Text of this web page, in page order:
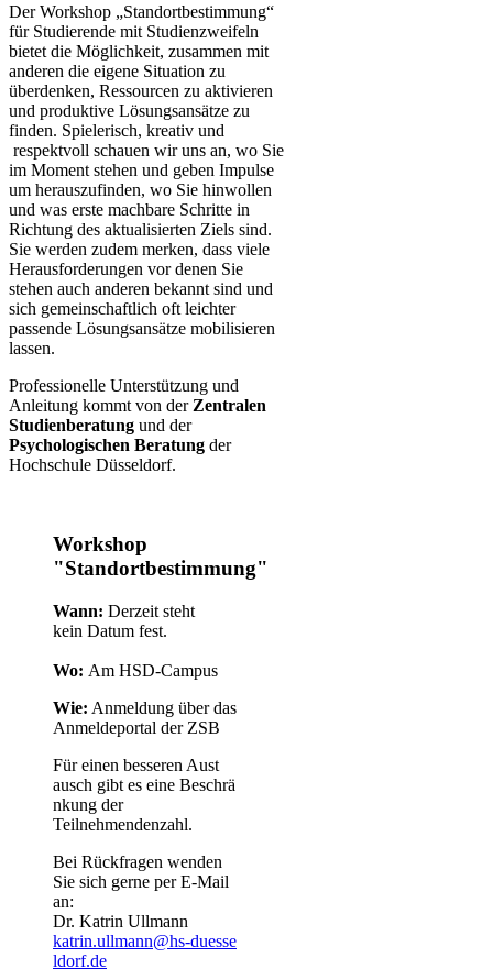
Der Workshop „Standortbestimmung“
für Studierende mit Studienzweifeln
bietet die Möglichkeit, zusammen mit
anderen die eigene Situation zu
überdenken, Ressourcen zu aktivieren
und produktive Lösungsansätze zu
finden. Spielerisch, kreativ und​
respektvoll schauen wir uns an, wo Sie
im Moment stehen und geben Impulse
um herauszufinden, wo Sie hinwollen
und was erste machbare Schritte in
Richtung des aktualisierten Ziels sind.
Sie werden zudem merken, dass viele
Herausforderungen vor denen Sie
stehen auch anderen bekannt sind und
sich gemeinschaftlich oft leichter
passende Lösungsansätze mobilisieren
lassen.​
Professionelle Unterstützung und
Anleitung kommt von der Zentralen
Studienberatung und der
Psychologischen Beratung der
Hochschule Düsseldor​f.
Workshop
"Standortbestimmung"
Wann: Derzeit steht
kein Datum fest.​
Wo: Am HSD-Campus
Wie: Anmeldung über das
Anmeld​eportal der ZSB​
Für einen besseren Aust​
ausch gibt es eine Beschrä​
nkung der
Teilnehmendenzahl.
Bei Rückfragen wenden
Sie sich gerne per E-Mail
an:
Dr. Katrin Ullmann
katrin.ullmann@hs-duesse​
ldorf.de